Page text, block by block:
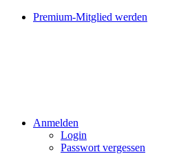
Premium-Mitglied werden
Anmelden
Login
Passwort vergessen